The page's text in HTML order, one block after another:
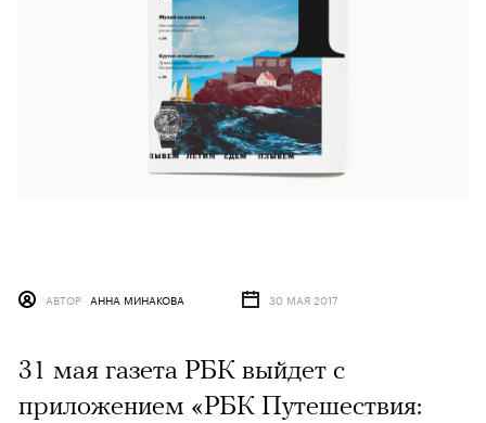
АВТОР АННА МИНАКОВА 30 МАЯ 2017
31 мая газета РБК выйдет с
приложением «РБК Путешествия: